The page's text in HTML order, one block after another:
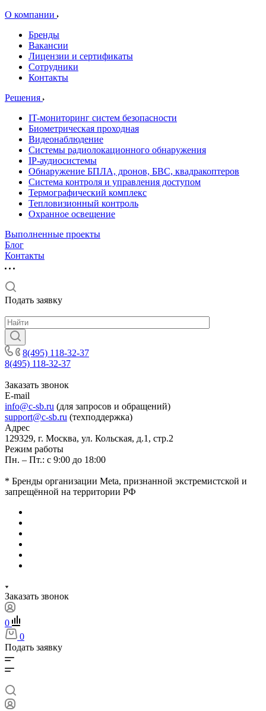
О компании
Бренды
Вакансии
Лицензии и сертификаты
Сотрудники
Контакты
Решения
IT-мониторинг систем безопасности
Биометрическая проходная
Видеонаблюдение
Системы радиолокационного обнаружения
IP-аудиосистемы
Обнаружение БПЛА, дронов, БВС, квадракоптеров
Система контроля и управления доступом
Термографический комплекс
Тепловизионный контроль
Охранное освещение
Выполненные проекты
Блог
Контакты
Подать заявку
8(495) 118-32-37
8(495) 118-32-37
Заказать звонок
E-mail
info@c-sb.ru (для запросов и обращений)
support@c-sb.ru (техподдержка)
Адрес
129329, г. Москва, ул. Кольская, д.1, стр.2
Режим работы
Пн. – Пт.: с 9:00 до 18:00
* Бренды организации Meta, признанной экстремистской и
запрещённой на территории РФ
Заказать звонок
0
0
Подать заявку